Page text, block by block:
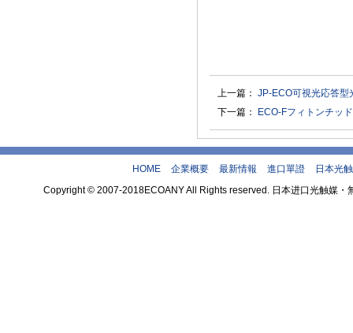
上一篇： JP-ECO可視光応答型
下一篇： ECO-Fフィトンチッ
HOME 企業概要 最新情報 進口單證
日本光
Copyright © 2007-2018ECOANY All Rights reserved. 日本进口光触媒